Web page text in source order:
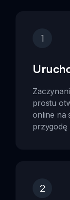
1
prostu
online na
przygodę
2